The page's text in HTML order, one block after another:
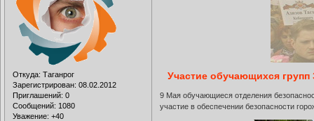
Откуда: Таганрог
Зарегистрирован: 08.02.2012
Приглашений: 0
Сообщений: 1080
Уважение: +40
Участие обучающихся
9 Мая обучающиеся отделения
участие в обеспечении безопасности